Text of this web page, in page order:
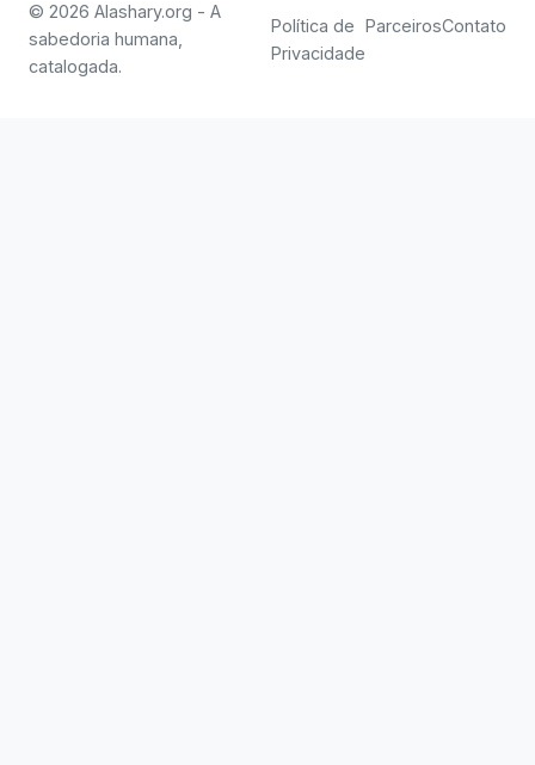
© 2026 Alashary.org - A
sabedoria humana,
catalogada.
Política de
Privacidade
ParceirosContato